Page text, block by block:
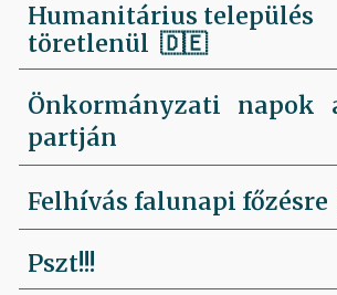
Humanitárius település
töretlenül🇩🇪
Önkormányzati napok
partján
Felhívás falunapi
Pszt!!!